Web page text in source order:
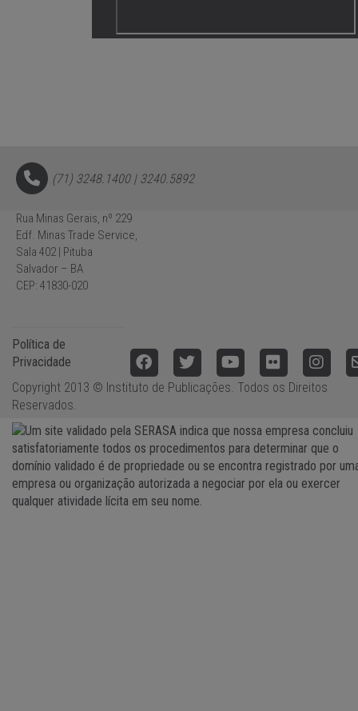
(71) 3248.1400 | 3240.5892
Rua Minas Gerais, nº 229
Edf. Minas Trade Service,
Sala 402 | Pituba
Salvador – BA
CEP: 41830-020
Política de
Privacidade
Copyright 2013 © Instituto de Publicações. Todos os Direitos
Reservados.